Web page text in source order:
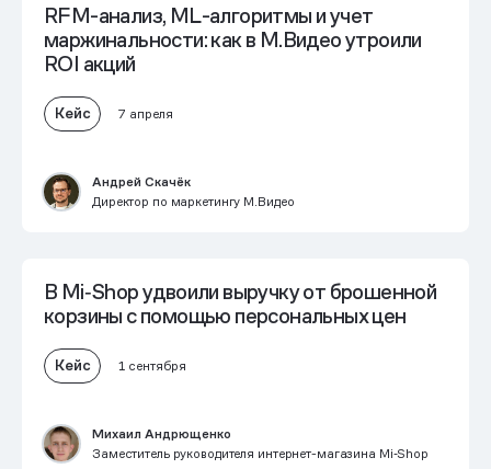
RFM-анализ, ML-алгоритмы и учет
маржинальности: как в М.Видеоутроили
ROI акций
Кейс 7 апреля
Андрей Скачёк
Директор по маркетингу М.Видео
В Mi‑Shopудвоили выручку от брошенной
корзины с помощью персональных цен
Кейс 1 сентября
Михаил Андрющенко
Заместитель руководителя интернет-магазина Mi‑Shop